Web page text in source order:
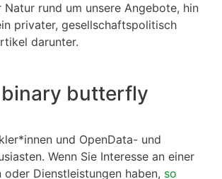
rund um unsere Angebote, hin
privater, gesellschaftspolitisch
darunter.
butterfly
und OpenData- und
Wenn Sie Interesse an einer
oder Dienstleistungen haben, so